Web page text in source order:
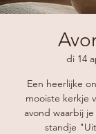
di 14
Een heerlijke
mooiste kerkje
avond waarbij
standje